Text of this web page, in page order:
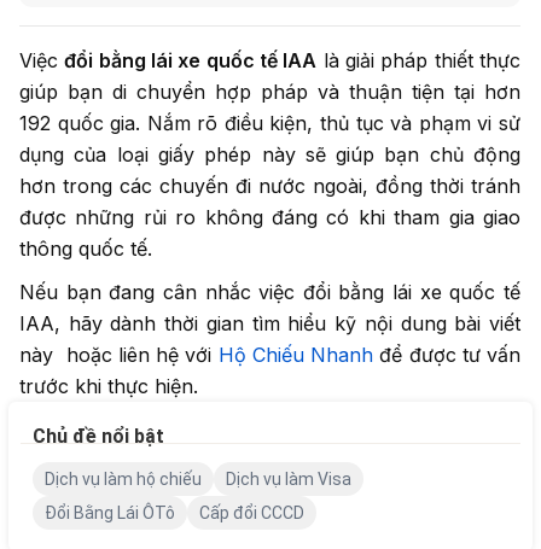
(Mỹ) cấp, đăng ký online, phù hợp cho thuê xe hoặc
di chuyển ngắn hạn ở nhiều quốc gia. Trong khi đó,
IDP là giấy phép lái xe quốc tế do Sở GTVT Việt Nam
cấp, chỉ sử dụng tại các nước tham gia Công ước
Vienna 1968. Cả hai đều cần dùng kèm bằng lái gốc
Việt Nam.
Việcđổi bằng lái xe quốc tế IAA là giải pháp thiết thực
giúp bạn di chuyển hợp pháp và thuận tiện tại hơn
192 quốc gia. Nắm rõ điều kiện, thủ tục và phạm vi sử
dụng của loại giấy phép này sẽ giúp bạn chủ động
hơn trong các chuyến đi nước ngoài, đồng thời tránh
được những rủi ro không đáng có khi tham gia giao
thông quốc tế.
Nếu bạn đang cân nhắc việc đổi bằng lái xe quốc tế
IAA, hãy dành thời gian tìm hiểu kỹ nội dung bài viết
này hoặc liên hệ với Hộ Chiếu Nhanh để được tư vấn
trước khi thực hiện.
Chủ đề nổi bật
Dịch vụ làm hộ chiếu
Dịch vụ làm Visa
Đổi Bằng Lái ÔTô
Cấp đổi CCCD